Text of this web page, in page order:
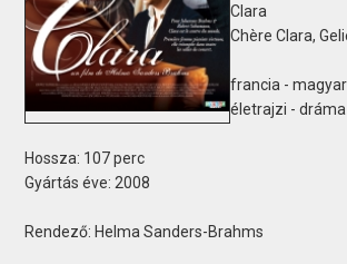
Clara
Chère Clara,
francia -
életrajzi - dráma
Hossza: 107 perc
Gyártás éve: 2008
Rendező: Helma Sanders-Brahms